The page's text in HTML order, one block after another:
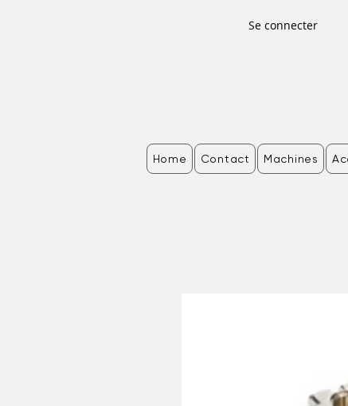
Se connecter
Home Contact Machines